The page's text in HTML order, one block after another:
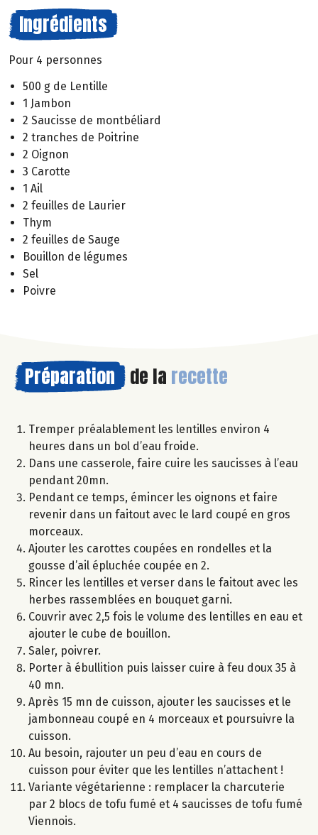
Ingrédients
Pour 4 personnes
500 g de Lentille
1 Jambon
2 Saucisse de montbéliard
2 tranches de Poitrine
2 Oignon
3 Carotte
1 Ail
2 feuilles de Laurier
Thym
2 feuilles de Sauge
Bouillon de légumes
Sel
Poivre
Préparation de la recette
Tremper préalablement les lentilles environ 4
heures dans un bol d’eau froide.
Dans une casserole, faire cuire les saucisses à l’eau
pendant 20mn.
Pendant ce temps, émincer les oignons et faire
revenir dans un faitout avec le lard coupé en gros
morceaux.
Ajouter les carottes coupées en rondelles et la
gousse d’ail épluchée coupée en 2.
Rincer les lentilles et verser dans le faitout avec les
herbes rassemblées en bouquet garni.
Couvrir avec 2,5 fois le volume des lentilles en eau et
ajouter le cube de bouillon.
Saler, poivrer.
Porter à ébullition puis laisser cuire à feu doux 35 à
40 mn.
Après 15 mn de cuisson, ajouter les saucisses et le
jambonneau coupé en 4 morceaux et poursuivre la
cuisson.
Au besoin, rajouter un peu d’eau en cours de
cuisson pour éviter que les lentilles n’attachent !
Variante végétarienne : remplacer la charcuterie
par 2 blocs de tofu fumé et 4 saucisses de tofu fumé
Viennois.